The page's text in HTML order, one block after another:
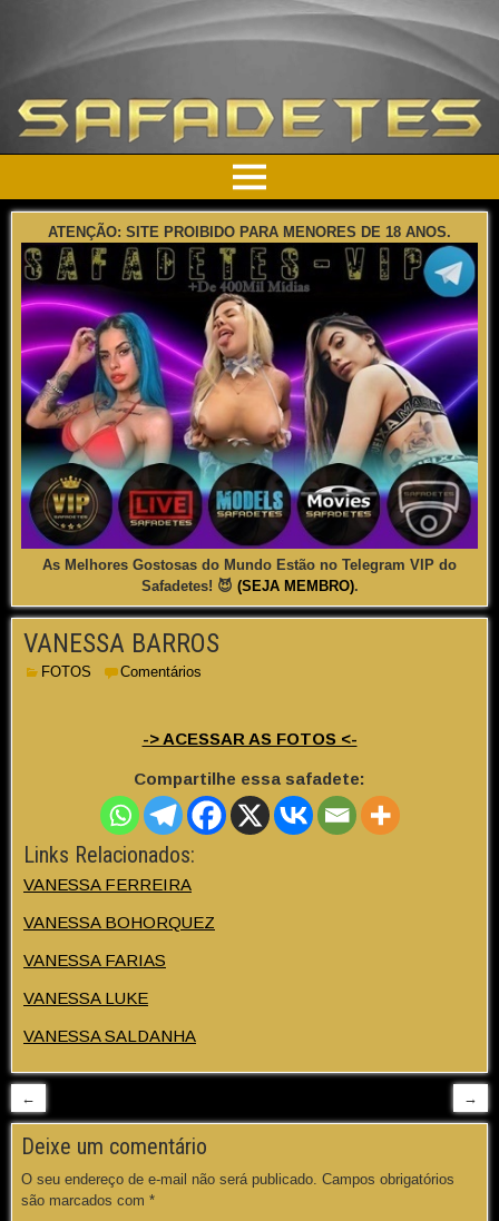
ATENÇÃO: SITE PROIBIDO PARA MENORES DE 18 ANOS.
As Melhores Gostosas do Mundo Estão no Telegram VIP do
Safadetes! 😈 (SEJA MEMBRO).
VANESSA BARROS
FOTOS Comentários
-> ACESSAR AS FOTOS <-
Compartilhe essa safadete:
Links Relacionados:
VANESSA FERREIRA
VANESSA BOHORQUEZ
VANESSA FARIAS
VANESSA LUKE
VANESSA SALDANHA
← →
Deixe um comentário
O seu endereço de e-mail não será publicado. Campos obrigatórios
são marcados com *